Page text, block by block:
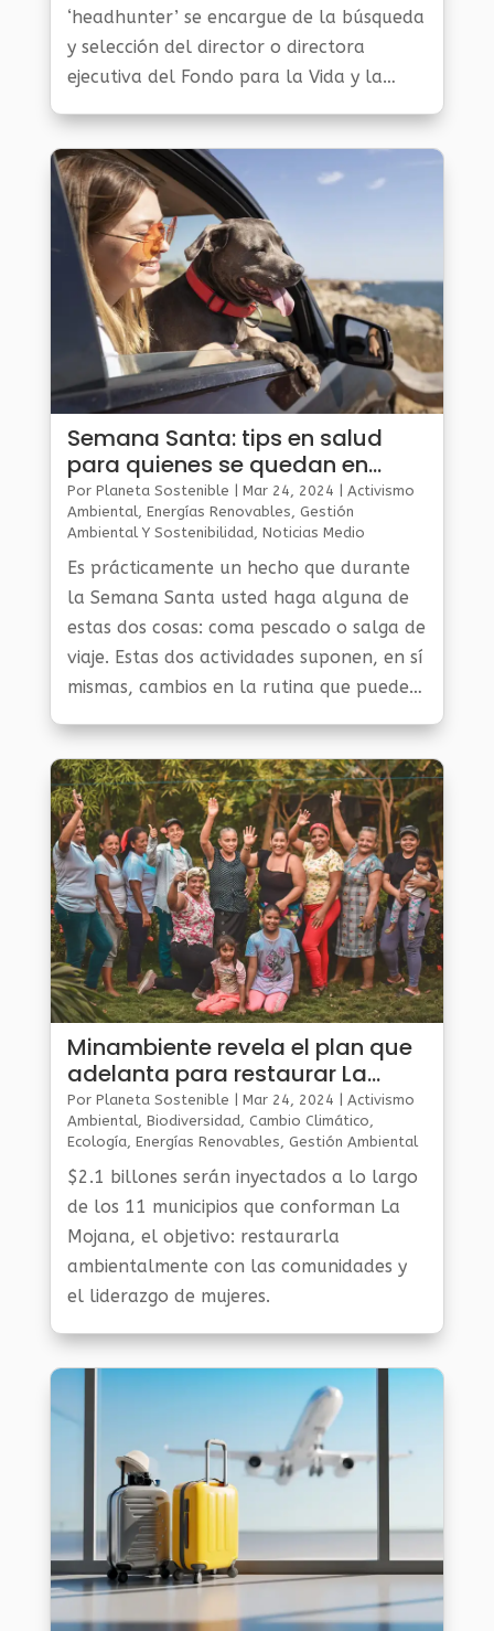
‘headhunter’ se encargue de la búsqueda
y selección del director o directora
ejecutiva del Fondo para la Vida y la
Semana Santa: tips en salud
para quienes se quedan en
casa y los que salen de viaje
Por Planeta Sostenible | Mar 24, 2024 | Activismo
Ambiental Energías Renovables Gestión
Ambiental Y Sostenibilidad Noticias Medio
Es prácticamente un hecho que durante
la Semana Santa usted haga alguna de
estas dos cosas: coma pescado o salga de
viaje. Estas dos actividades suponen, en sí
mismas, cambios en la rutina que pueden
Minambiente revela el plan que
adelanta para restaurar La
Mojana
Por Planeta Sostenible Mar 24, 2024
Activismo
Ambiental, Biodiversidad, Cambio Climático,
Ecología, Energías Renovables, Gestión Ambiental
Al Día ,Planeta Verde
$2.1 billones serán inyectados a lo largo
de los 11 municipios que conforman La
Mojana, el objetivo: restaurarla
ambientalmente con las comunidades y
el liderazgo de mujeres.